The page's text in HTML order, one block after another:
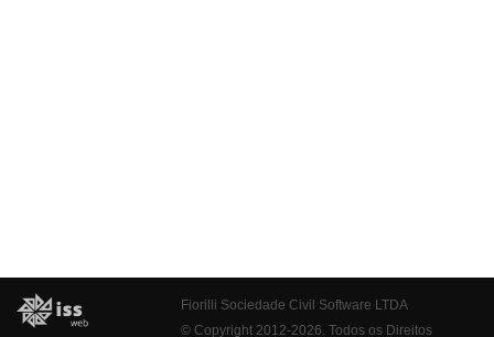
Fiorilli Sociedade Civil Software LTDA
© Copyright 2012-2026. Todos os Direitos